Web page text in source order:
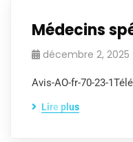
Médecins
décembre 2, 2025
Avis-AO-fr-70-23-
Lire plus